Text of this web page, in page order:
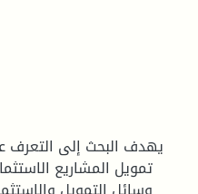
يهدف البحث إلى التعرف
تمويل المشاريع